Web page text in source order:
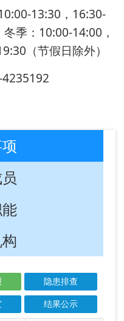
隐患排查
结果公示
日期
2026-
06-25
06-25
2026-
05-21
2026-
05-21